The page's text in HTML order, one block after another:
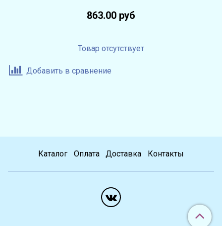
863.00 руб
Товар отсутствует
Добавить в сравнение
Каталог Оплата Доставка Контакты